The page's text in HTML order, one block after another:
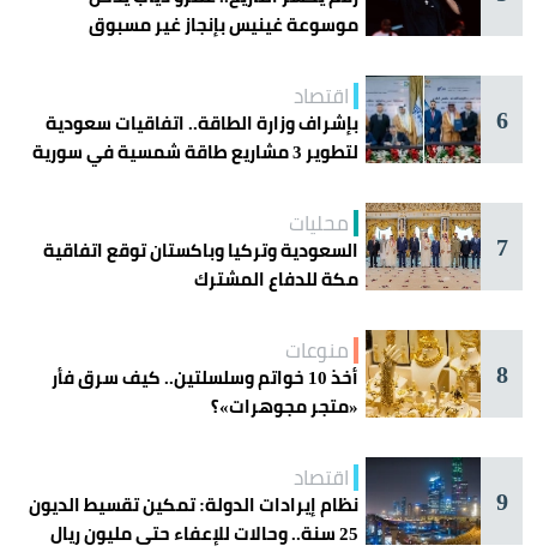
موسوعة غينيس بإنجاز غير مسبوق
6
اقتصاد
بإشراف وزارة الطاقة.. اتفاقيات سعودية
لتطوير 3 مشاريع طاقة شمسية في سورية
7
محليات
السعودية وتركيا وباكستان توقع اتفاقية
مكة للدفاع المشترك
8
منوعات
أخذ 10 خواتم وسلسلتين.. كيف سرق فأر
«متجر مجوهرات»؟
9
اقتصاد
نظام إيرادات الدولة: تمكين تقسيط الديون
25 سنة.. وحالات للإعفاء حتى مليون ريال